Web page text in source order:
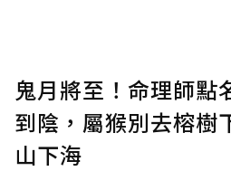
鬼月將至！命理師點
到陰，屬猴別去榕樹
山下海